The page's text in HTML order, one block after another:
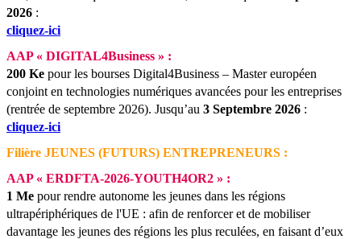
2026 :
cliquez-ici
AAP « DIGITAL4Business » :
200 Ke pour les bourses Digital4Business – Master européen
conjoint en technologies numériques avancées pour les entreprises
(rentrée de septembre 2026). Jusqu’au 3 Septembre 2026 :
cliquez-ici
Filière JEUNES (FUTURS) ENTREPRENEURS :
AAP « ERDFTA-2026-YOUTH4OR2 » :
1 Me pour rendre autonome les jeunes dans les régions
ultrapériphériques de l'UE : afin de renforcer et de mobiliser
davantage les jeunes des régions les plus reculées, en faisant d’eux